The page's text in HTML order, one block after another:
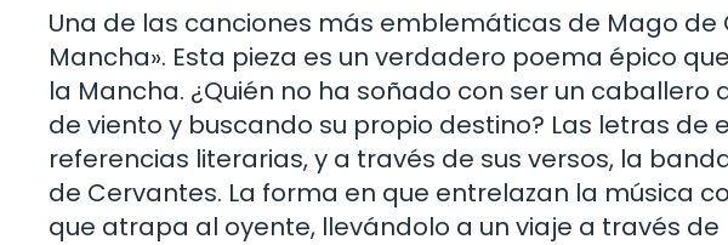
Una de las canciones más emblemáticas de Mago de
Mancha». Esta pieza es un verdadero poema épico
la Mancha. ¿Quién no ha soñado con ser un
de viento y buscando su propio destino? Las letras
referencias literarias, y a través de sus versos, la
de Cervantes. La forma en que entrelazan la música
que atrapa al oyente, llevándolo a un viaje a través